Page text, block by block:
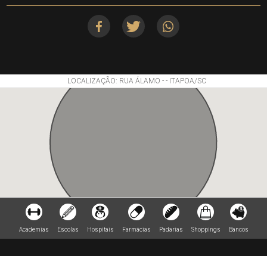
LOCALIZAÇÃO: RUA ÁLAMO - - ITAPOA/SC
Academias Escolas Hospitais Farmácias Padarias Shoppings Bancos